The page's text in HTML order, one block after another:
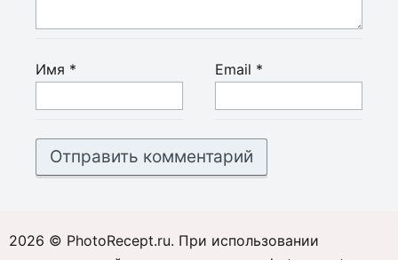
Имя * Email *
2026 © PhotoRecept.ru. При использовании